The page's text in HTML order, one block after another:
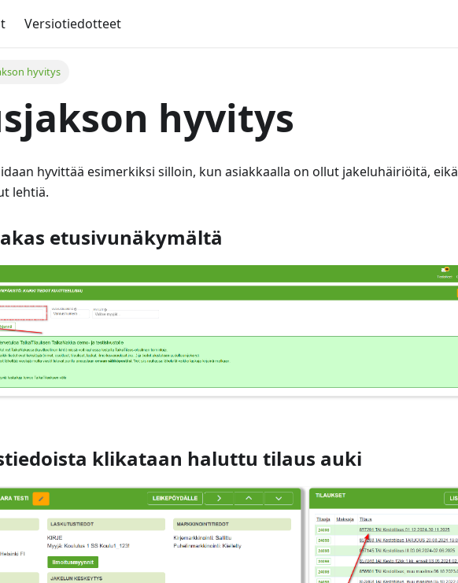
Versiotiedotteet
hyvitys
hyvitys
hyvittää esimerkiksi silloin, kun asiakkaalla on ollut jakeluhäiriöitä, eikä
lehtiä.
etusivunäkymältä
klikataan haluttu tilaus auki